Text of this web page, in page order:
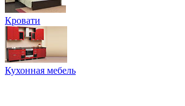
Кровати
Кухонная мебель